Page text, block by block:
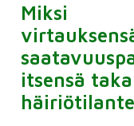
Miksi
itsensä